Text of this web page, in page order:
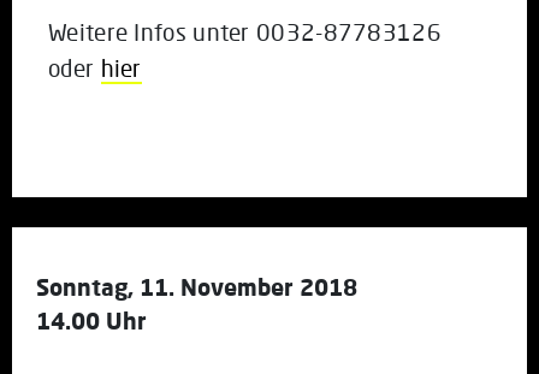
Weitere Infos unter 0032-87783126
oder hier
Sonntag, 11. November 2018
14.00 Uhr